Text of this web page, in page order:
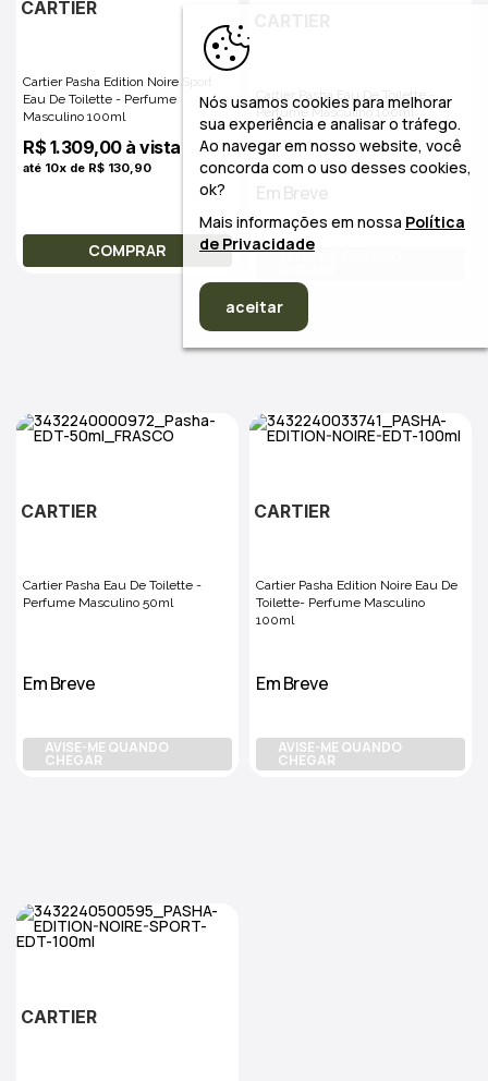
CARTIER
Cartier Pasha Edition Noire Sport
Eau De Toilette - Perfume
Masculino 100ml
R$ 1.309,00 à vista
até 10x de R$ 130,90
COMPRAR
Cartier Pasha Eau De Toilette -
Perfume Masculino 100ml
Em Breve
AVISE-ME QUANDO
CARTIER
Cartier Pasha Eau De Toilette -
Perfume Masculino 50ml
Em Breve
AVISE-ME QUANDO
CHEGAR
CARTIER
Cartier Pasha Edition Noire Eau De
Toilette- Perfume Masculino
100ml
Em Breve
AVISE-ME QUANDO
CHEGAR
CARTIER
Nós usamos cookies para melhorar
sua experiência e analisar o tráfego.
Ao navegar em nosso website, você
concorda com o uso desses cookies,
ok?
Mais informações em nossa Política
de Privacidade
aceitar